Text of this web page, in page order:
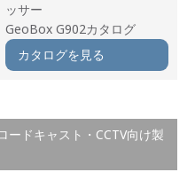
ッサー
GeoBox G902カタログ
カタログを見る
ードキャスト・CCTV向け製